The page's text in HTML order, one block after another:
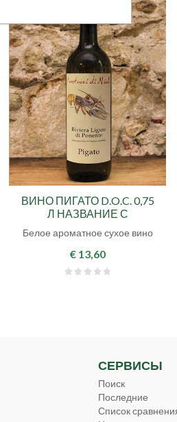
ВИНО ПИГАТО D.O.C. 0,75
Л НАЗВАНИЕ С
ПРОИСХОЖДЕНИЕМ
Белое ароматное сухое вино
€ 13,60
СЕРВИСЫ
Поиск
Последние
Список